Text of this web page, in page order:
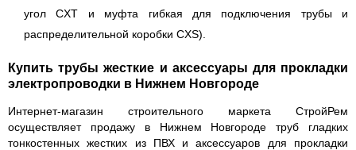
угол CXT и муфта гибкая для подключения трубы и
распределительной коробки CXS).
Купить трубы жесткие и аксессуары для прокладки
электропроводки в Нижнем Новгороде
Интернет-магазин строительного маркета СтройРем
осуществляет продажу в Нижнем Новгороде труб гладких
тонкостенных жестких из ПВХ и аксессуаров для прокладки